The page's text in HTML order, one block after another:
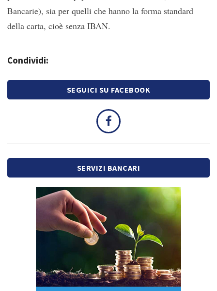
Bancarie), sia per quelli che hanno la forma standard
della carta, cioè senza IBAN.
Condividi:
SEGUICI SU FACEBOOK
SERVIZI BANCARI